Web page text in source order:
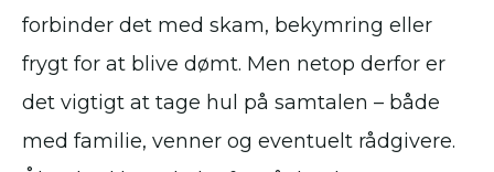
forbinder det med skam, bekymring eller
frygt for at blive dømt. Men netop derfor er
det vigtigt at tage hul på samtalen – både
med familie, venner og eventuelt rådgivere.